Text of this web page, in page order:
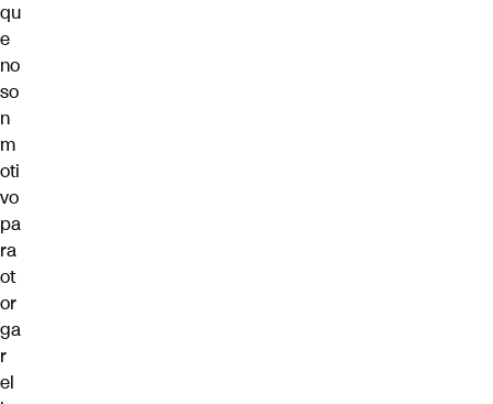
qu
e
no
so
n
m
oti
vo
pa
ra
ot
or
ga
r
el